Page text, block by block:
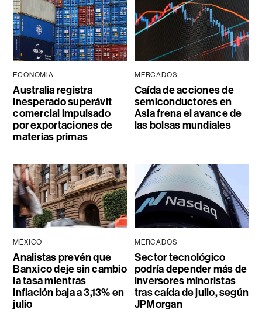
ECONOMÍA
Australia registra
inesperado superávit
comercial impulsado
por exportaciones de
materias primas
MERCADOS
Caída de acciones de
semiconductores en
Asia frena el avance de
las bolsas mundiales
MÉXICO
Analistas prevén que
Banxico deje sin cambio
la tasa mientras
inflación baja a 3,13% en
julio
MERCADOS
Sector tecnológico
podría depender más de
inversores minoristas
tras caída de julio, según
JPMorgan